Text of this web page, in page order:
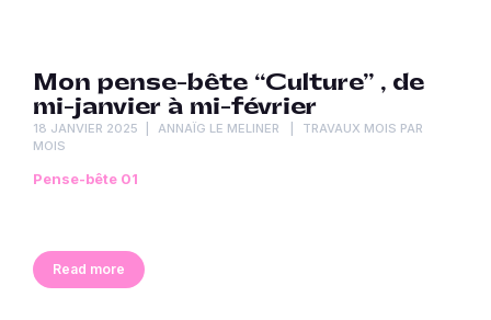
Mon pense-bête “Culture” , de
mi-janvier à mi-février
18 JANVIER 2025 ANNAÏG LE MELINER
TRAVAUX MOIS PAR
MOIS
Pense-bête 01
Read more